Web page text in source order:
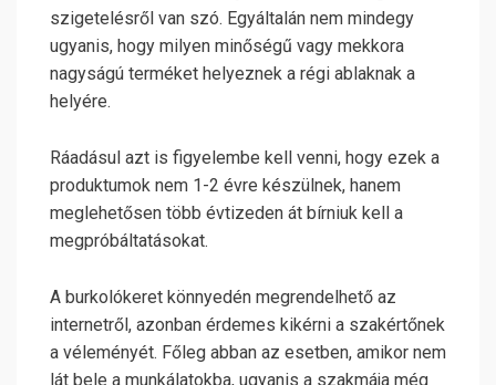
szigetelésről van szó. Egyáltalán nem mindegy
ugyanis, hogy milyen minőségű vagy mekkora
nagyságú terméket helyeznek a régi ablaknak a
helyére.
Ráadásul azt is figyelembe kell venni, hogy ezek a
produktumok nem 1-2 évre készülnek, hanem
meglehetősen több évtizeden át bírniuk kell a
megpróbáltatásokat.
A burkolókeret könnyedén megrendelhető az
internetről, azonban érdemes kikérni a szakértőnek
a véleményét. Főleg abban az esetben, amikor nem
lát bele a munkálatokba, ugyanis a szakmája még